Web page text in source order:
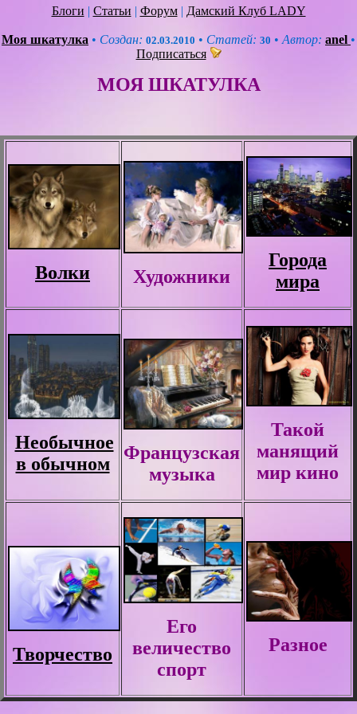
Блоги | Статьи | Форум| Дамский Клуб LADY
Моя шкатулка • Создан: 02.03.2010 • Статей: 30 • Автор: anel •
Подписаться
МОЯ ШКАТУЛКА
Волки Художники
Города
мира
Необычное
в обычном
Французская
музыка
Такой
манящий
мир кино
Творчество
Его
величество
спорт
Разное